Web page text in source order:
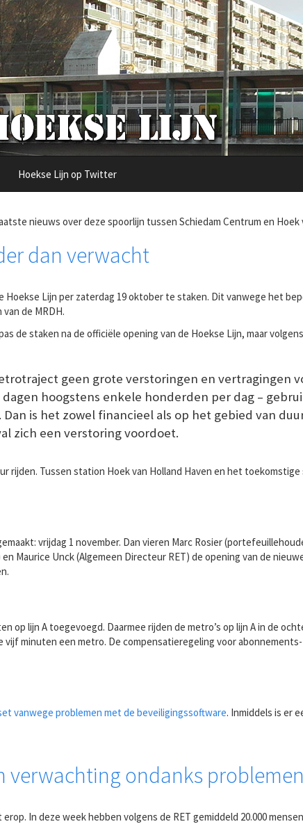
Hoekse Lijn op Twitter
nieuws over deze spoorlijn tussen Schiedam Centrum en Hoek
dan verwacht
Lijn per zaterdag 19 oktober te staken. Dit vanwege het
de MRDH.
de staken na de officiële opening van de Hoekse Lijn, maar
geen grote verstoringen en vertragingen
hoogstens enkele honderden per dag –
is het zowel financieel als op het gebied van
zich een verstoring voordoet.
Tussen station Hoek van Holland Haven en het
vrijdag 1 november. Dan vieren Marc Rosier
Maurice Unck (Algemeen Directeur RET) de opening van de
op lijn A toegevoegd. Daarmee rijden de metro’s op lijn A in de
minuten een metro. De compensatieregeling voor
vanwege problemen met de beveiligingssoftware. Inmiddels is er
verwachting ondanks
In deze week hebben volgens de RET gemiddeld 20.000